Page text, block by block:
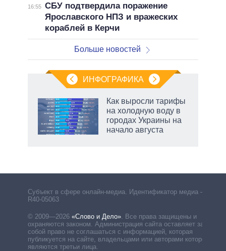
16:55 СБУ подтвердила поражение
Ярославского НПЗ и вражеских
кораблей в Керчи
Больше новостей
ИНФОГРАФИКА
Как выросли тарифы
на холодную воду в
городах Украины на
начало августа
Субъект в сфере онлайн-медиа. Идентификатор медиа –
R40-05063
© 2009—2026 «Слово и Дело»
Все права защищены и
охраняются законом. Администрация сайта оставляет за
собой право не соглашаться с информацией, которая
публикуется на сайте, владельцами или авторами которой
являются третьи лица.